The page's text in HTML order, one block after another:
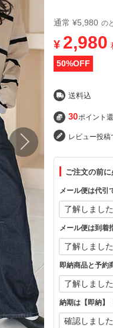
通常 ¥5,980 の
¥ 2,980
50%OFF
送料込
30ポイント
レビュー投稿
ご注文の前に
メール便は代引
メール便は到着
即納商品と予約
納期は【即納】